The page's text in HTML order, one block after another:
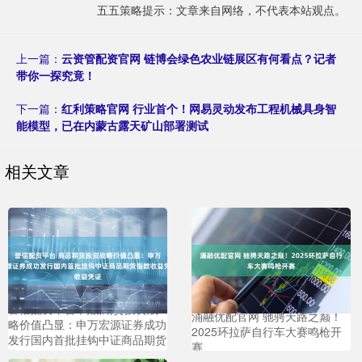
五五策略提示：文章来自网络，不代表本站观点。
上一篇： 云资管配资官网 链博会绿色农业链展区有何看点？记者
带你一探究竟！
下一篇： 红利策略官网 行业首个！网易灵动发布工程机械具身智
能模型，已在内蒙古露天矿山部署测试
相关文章
誉信配资平台 商品期货投资战
略价值凸显：申万宏源证券成功
发行国内首批挂钩中证商品期货
指数收益凭证
涌融优配官网 驰骋天路之巅！
2025环拉萨自行车大赛鸣枪开
赛